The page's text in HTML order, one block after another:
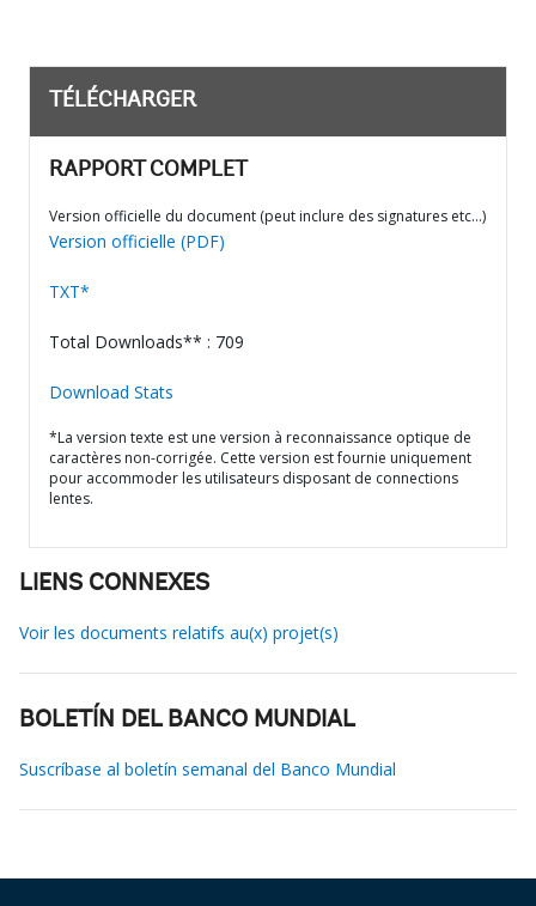
TÉLÉCHARGER
RAPPORT COMPLET
Version officielle du document (peut inclure des signatures etc…)
Version officielle (PDF)
TXT*
Total Downloads** : 709
Download Stats
*La version texte est une version à reconnaissance optique de
caractères non-corrigée. Cette version est fournie uniquement
pour accommoder les utilisateurs disposant de connections
lentes.
LIENS CONNEXES
Voir les documents relatifs au(x) projet(s)
BOLETÍN DEL BANCO MUNDIAL
Suscríbase al boletín semanal del Banco Mundial